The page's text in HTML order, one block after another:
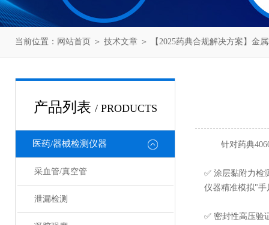
当前位置： 网站首页 ＞ 技术文章 ＞ 【2025药典合规解决方案】金
产品列表 / PRODUCTS
医药/器械检测仪器
采血管/真空管
泄漏检测
针对药典
✅ 涂层黏附力检
仪器精准模拟"手
✅ 密封性高压验